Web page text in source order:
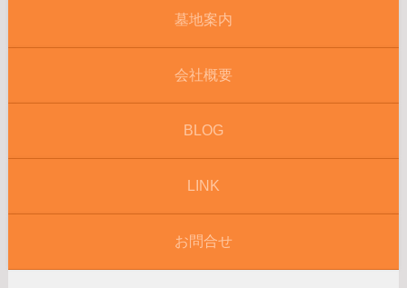
墓地案内
会社概要
BLOG
LINK
お問合せ